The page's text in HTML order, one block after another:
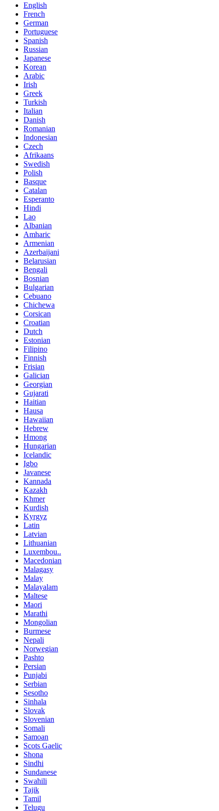
English
French
German
Portuguese
Spanish
Russian
Japanese
Korean
Arabic
Irish
Greek
Turkish
Italian
Danish
Romanian
Indonesian
Czech
Afrikaans
Swedish
Polish
Basque
Catalan
Esperanto
Hindi
Lao
Albanian
Amharic
Armenian
Azerbaijani
Belarusian
Bengali
Bosnian
Bulgarian
Cebuano
Chichewa
Corsican
Croatian
Dutch
Estonian
Filipino
Finnish
Frisian
Galician
Georgian
Gujarati
Haitian
Hausa
Hawaiian
Hebrew
Hmong
Hungarian
Icelandic
Igbo
Javanese
Kannada
Kazakh
Khmer
Kurdish
Kyrgyz
Latin
Latvian
Lithuanian
Luxembou..
Macedonian
Malagasy
Malay
Malayalam
Maltese
Maori
Marathi
Mongolian
Burmese
Nepali
Norwegian
Pashto
Persian
Punjabi
Serbian
Sesotho
Sinhala
Slovak
Slovenian
Somali
Samoan
Scots Gaelic
Shona
Sindhi
Sundanese
Swahili
Tajik
Tamil
Telugu